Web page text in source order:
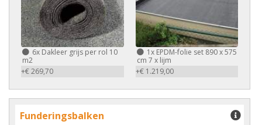
6x Dakleer grijs per rol 10
m2
+€ 269,70
1xEPDM-folie set 890 x 575
cm 7 x lijm
+€ 1.219,00
Funderingsbalken